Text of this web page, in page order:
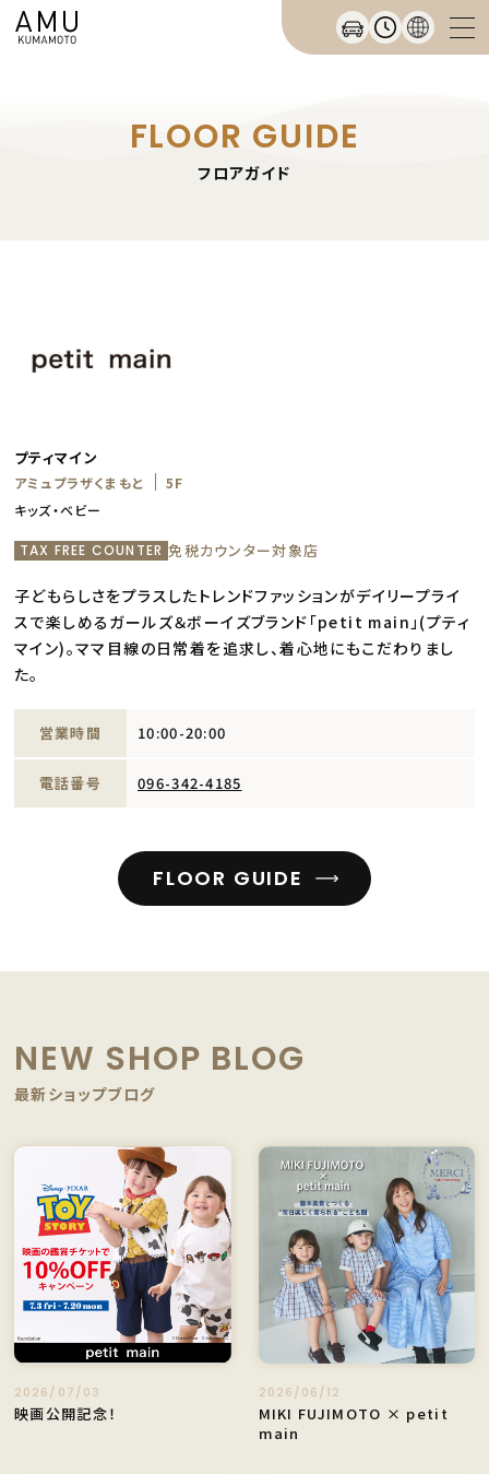
FLOOR GUIDE
フロアガイド
プティマイン
アミュプラザくまもと
5F
キッズ・ベビー
TAX FREE COUNTER 免税カウンター対象店
子どもらしさをプラスしたトレンドファッションがデイリープライ
スで楽しめるガールズ＆ボーイズブランド「petit main」(プティ
マイン)。ママ目線の日常着を追求し、着心地にもこだわりまし
た。
営業時間 10:00-20:00
電話番号 096-342-4185
FLOOR GUIDE
NEW SHOP BLOG
最新ショップブログ
2026/07/03
映画公開記念！
2026/06/12
MIKI FUJIMOTO × petit
main